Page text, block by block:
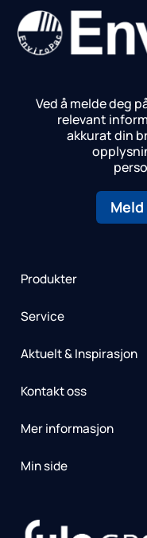
Ved å melde deg
relevant
akkurat din
Produkter
Service
Aktuelt & Inspirasjon
Kontakt oss
Mer informasjon
Min side